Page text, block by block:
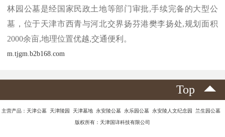
林园公墓是经国家民政土地等部门审批,手续完备的大型公
墓，位于天津市西青与河北交界扬芬港樊李扬处,规划面积
2000余亩,地理位置优越,交通便利。
m.tjgm.b2b168.com
Top
主营产品：天津公墓 天津陵园 天津墓地 永安陵公墓 永乐园公墓 永安陵人文纪念园 兰生园公墓
版权所有：天津国详科技有限公司